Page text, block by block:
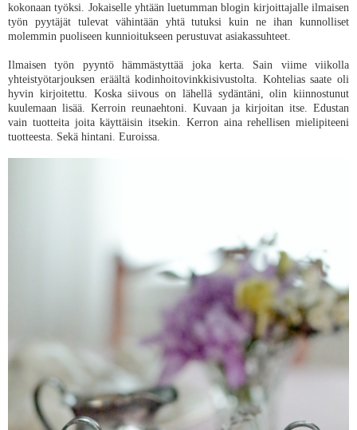
kokonaan työksi. Jokaiselle yhtään luetumman blogin kirjoittajalle ilmaisen
työn pyytäjät tulevat vähintään yhtä tutuksi kuin ne ihan kunnolliset
molemmin puoliseen kunnioitukseen perustuvat asiakassuhteet.
Ilmaisen työn pyyntö hämmästyttää joka kerta. Sain viime viikolla
yhteistyötarjouksen eräältä kodinhoitovinkkisivustolta. Kohtelias saate oli
hyvin kirjoitettu. Koska siivous on lähellä sydäntäni, olin kiinnostunut
kuulemaan lisää. Kerroin reunaehtoni. Kuvaan ja kirjoitan itse. Edustan
vain tuotteita joita käyttäisin itsekin. Kerron aina rehellisen mielipiteeni
tuotteesta. Sekä hintani. Euroissa.